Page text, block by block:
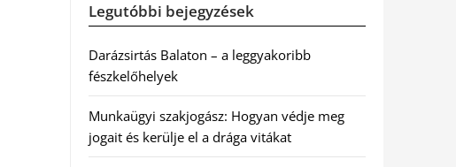
Legutóbbi bejegyzések
Darázsirtás Balaton – a leggyakoribb
fészkelőhelyek
Munkaügyi szakjogász: Hogyan védje meg
jogait és kerülje el a drága vitákat